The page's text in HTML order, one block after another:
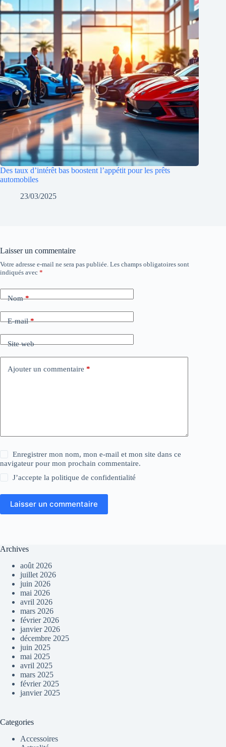
Des taux d’intérêt bas boostent l’appétit pour les prêts
automobiles
23/03/2025
Laisser un commentaire
Votre adresse e-mail ne sera pas publiée. Les champs obligatoires sont
indiqués avec *
Nom*
E-mail*
Site web
Ajouter un commentaire *
Enregistrer mon nom, mon e-mail et mon site dans ce
navigateur pour mon prochain commentaire.
J’accepte lapolitique de confidentialité
Laisser un commentaire
Archives
août 2026
juillet 2026
juin 2026
mai 2026
avril 2026
mars 2026
février 2026
janvier 2026
décembre 2025
juin 2025
mai 2025
avril 2025
mars 2025
février 2025
janvier 2025
Categories
Accessoires